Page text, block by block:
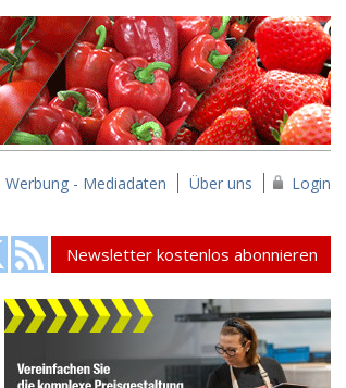
Werbung - Mediadaten Über uns Login
Newsletter kostenlos abonnieren